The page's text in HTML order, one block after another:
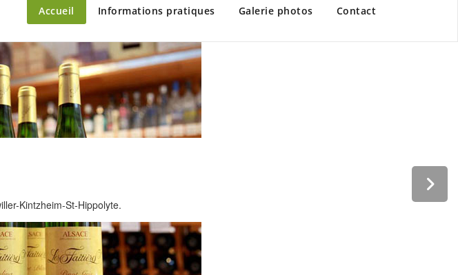
du château
Accueil Informations pratiques Galerie photos Contact
Kintzheim-St-Hippolyte.